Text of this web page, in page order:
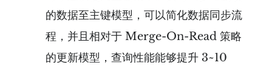
的数据至主键模型，可以简化数据同步流
程，并且相对于 Merge-On-Read 策略
的更新模型，查询性能能够提升 3~10